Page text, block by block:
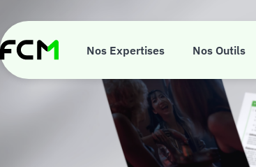
contenu
principal
Nos Expertises Nos Outils